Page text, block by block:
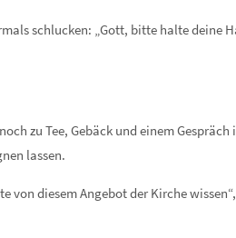
schlucken: „Gott, bitte halte deine
zu Tee, Gebäck und einem
lassen.
von diesem Angebot der Kirche